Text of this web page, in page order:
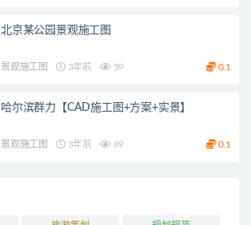
北京某公园景观施工图
景观施工图 3年前 59 0.1
哈尔滨群力【CAD施工图+方案+实景】
景观施工图 3年前 89 0.1